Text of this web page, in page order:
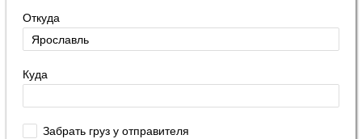
Откуда
Куда
Забрать груз у отправителя